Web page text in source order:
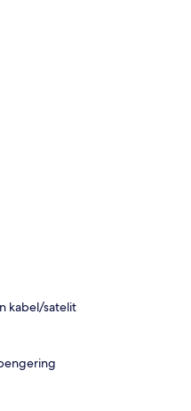
kabel/satelit